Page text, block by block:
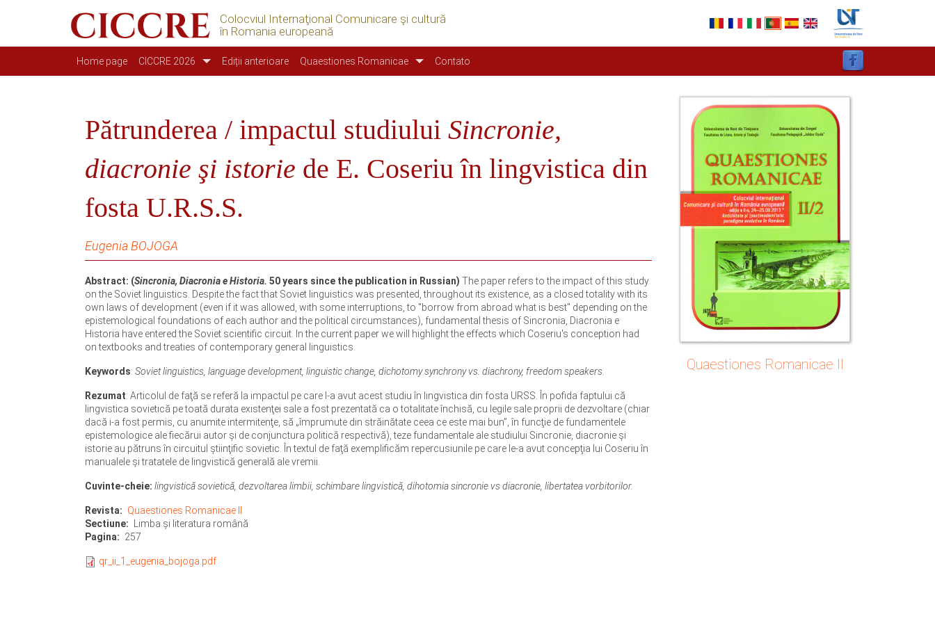
Colocviul Internaţional Comunicare şi cultură
în Romania europeană
Navegação principal
Home page CICCRE 2026 Ediții anterioare Quaestiones Romanicae Contato
Pătrunderea / impactul studiului Sincronie,
diacronie şi istorie de E. Coseriu în lingvistica din
fosta U.R.S.S.
Eugenia BOJOGA
Abstract: (Sincronia, Diacronia e Historia. 50 years since the publication in Russian) The paper refers to the impact of this study
on the Soviet linguistics. Despite the fact that Soviet linguistics was presented, throughout its existence, as a closed totality with its
own laws of development (even if it was allowed, with some interruptions, to "borrow from abroad what is best" depending on the
epistemological foundations of each author and the political circumstances), fundamental thesis of Sincronia, Diacronia e
Historia have entered the Soviet scientific circuit. In the current paper we will highlight the effects which Coseriu's conception had
on textbooks and treaties of contemporary general linguistics.
Keywords: Soviet linguistics, language development, linguistic change, dichotomy synchrony vs. diachrony, freedom speakers.
Rezumat: Articolul de faţă se referă la impactul pe care l-a avut acest studiu în lingvistica din fosta URSS. În pofida faptului că
lingvistica sovietică pe toată durata existenţei sale a fost prezentată ca o totalitate închisă, cu legile sale proprii de dezvoltare (chiar
dacă i-a fost permis, cu anumite intermitenţe, să „împrumute din străinătate ceea ce este mai bun”, în funcţie de fundamentele
epistemologice ale fiecărui autor şi de conjunctura politică respectivă), teze fundamentale ale studiului Sincronie, diacronie şi
istorie au pătruns în circuitul ştiinţific sovietic. În textul de faţă exemplificăm repercusiunile pe care le-a avut concepţia lui Coseriu în
manualele şi tratatele de lingvistică generală ale vremii.
Cuvinte-cheie: lingvistică sovietică, dezvoltarea limbii, schimbare lingvistică, dihotomia sincronie vs diacronie, libertatea vorbitorilor.
Revista
Quaestiones Romanicae II
Sectiune
Limba şi literatura română
Pagina
257
qr_ii_1_eugenia_bojoga.pdf
Quaestiones Romanicae II